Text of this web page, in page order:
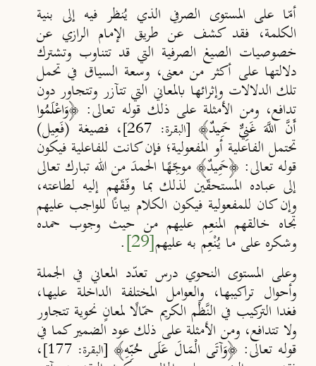
أمّا على المستوى الصرفي الذي يُنظر فيه إلى بنية
الكلمة، فقد كشف عن طريق الإمام الرازي عن
خصوصيات الصيغ الصرفية التي قد تتناوب وتشترك
دلالتها على أكثر من معنى، وسعة السياق في تحمل
تلك الدلالات وإثرائها بالمعاني التي تتآزر وتتجاور دون
تدافع، ومن الأمثلة على ذلك قوله تعالى: ﴿وَاعْلَمُوا
أَنَّ اللَّهَ غَنِيٌّ حَمِيدٌ﴾[البقرة: 267 ]، فصيغة (فَعِيل)
تحتمل الفاعلية أو المفعولية؛ فإن كانت للفاعلية فيكون
قوله تعالى: ﴿حَمِيدٌ﴾ موجِّهًا الحمدَ من الله تبارك تعالى
إلى عباده المستحقّين لذلك بما وفّقَهم إليه لطاعته،
وإن كان للمفعولية فيكون الكلام بيانًا للواجب عليهم
تجاه خالقهم المنعِم عليهم من حيث وجوب حمده
وشكره على ما يُنْعِم به عليهم[29]
.
وعلى المستوى النحوي درس تعدّد المعاني في الجملة
وأحوال تراكيبها، والعوامل المختلفة الداخلة عليها،
فغدا التركيب في النَّظْم الكريم حمّالًا لمعانٍ نحوية تتجاور
ولا تتدافع، ومن الأمثلة على ذلك عود الضمير كما في
قوله تعالى: ﴿وَآتَى الْمَالَ عَلَى حُبِّهِ﴾[البقرة: 177 ]،